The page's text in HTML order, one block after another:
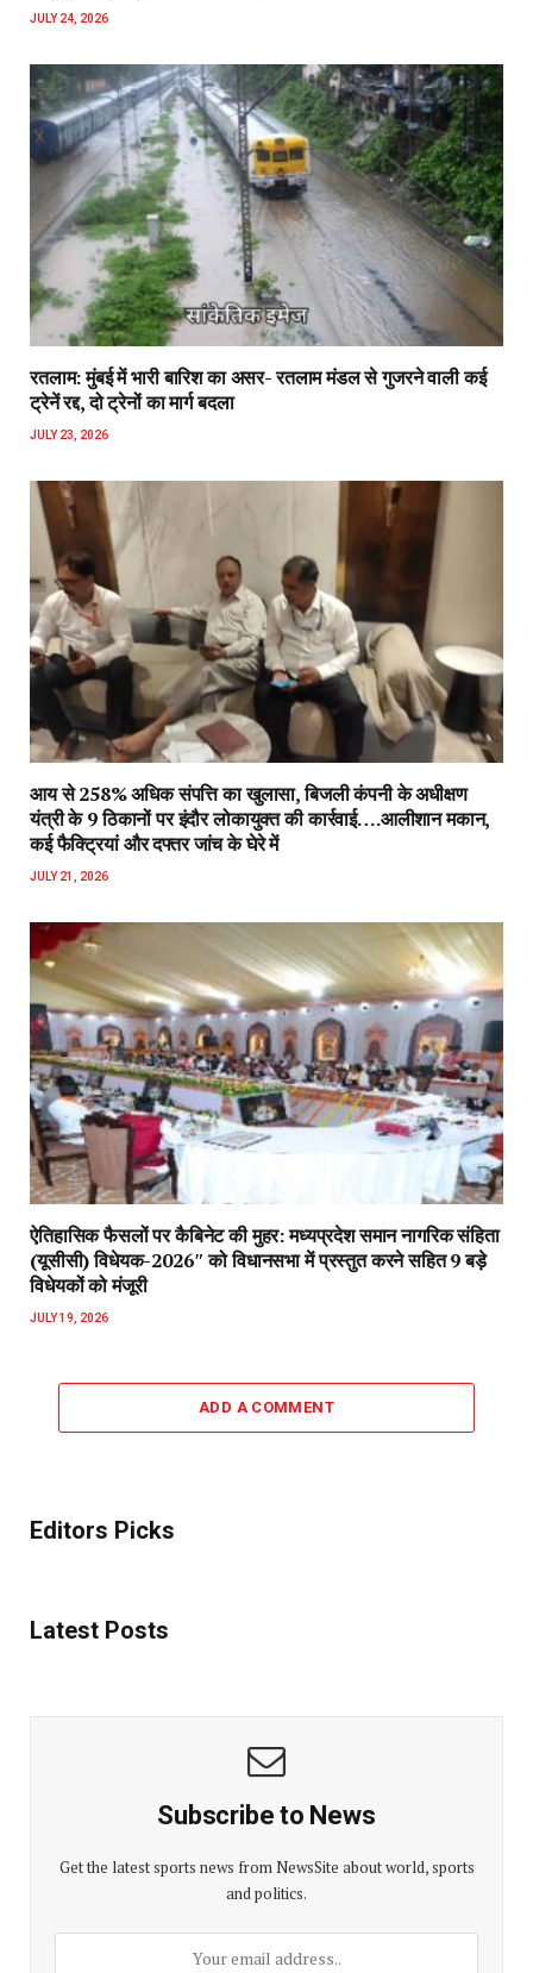
JULY 24, 2026
रतलाम: मुंबई में भारी बारिश का असर- रतलाम मंडल से गुजरने वाली कई
ट्रेनें रद्द, दो ट्रेनों का मार्ग बदला
JULY 23, 2026
आय से 258% अधिक संपत्ति का खुलासा, बिजली कंपनी के अधीक्षण
यंत्री के 9 ठिकानों पर इंदौर लोकायुक्त की कार्रवाई….आलीशान मकान,
कई फैक्ट्रियां और दफ्तर जांच के घेरे में
JULY 21, 2026
ऐतिहासिक फैसलों पर कैबिनेट की मुहर: मध्यप्रदेश समान नागरिक संहिता
(यूसीसी) विधेयक-2026″ को विधानसभा में प्रस्तुत करने सहित 9 बड़े
विधेयकों को मंजूरी
JULY 19, 2026
ADD A COMMENT
Editors Picks
Latest Posts
Subscribe to News
Get the latest sports news from NewsSite about world, sports
and politics.